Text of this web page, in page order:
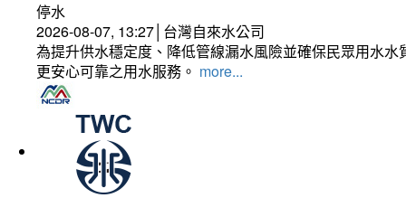
停水
2026-08-07, 13:27│台灣自來水公司
為提升供水穩定度、降低管線漏水風險並確保民眾用水
更安心可靠之用水服務。 more...